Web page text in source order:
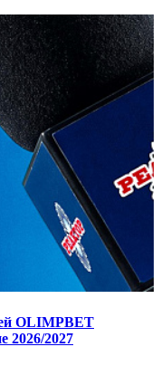
OLIMPBET
2026/2027